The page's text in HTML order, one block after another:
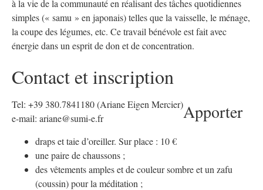
à la vie de la communauté en réalisant des tâches quotidiennes
simples (« samu » en japonais) telles que la vaisselle, le ménage,
la coupe des légumes, etc. Ce travail bénévole est fait avec
énergie dans un esprit de don et de concentration.
Contact et inscription
Tel: +39 380.7841180 (Ariane Eigen Mercier)
e-mail: ariane@sumi-e.fr
Apporter
draps et taie d’oreiller. Sur place : 10 €
une paire de chaussons ;
des vêtements amples et de couleur sombre et un zafu
(coussin) pour la méditation ;